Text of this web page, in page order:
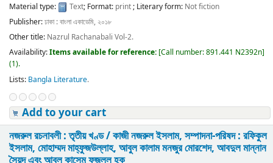
Material type:
Text; Format: print; Literary form: Not fiction
Publisher:ঢাকা : বাংলা একাডেমি, ২০১৮
Other title: Nazrul Rachanabali Vol-2.
Availability:Items available for reference: [Call number:891.441 N2392n]
(1).
Lists: Bangla Literature.
Add to your cart
নজরুল রচনাবলী : তৃতীয় খণ্ড /কাজী নজরুল ইসলাম, সম্পাদনা-পরিষদ : রফিকুল
ইসলাম, মোহাম্মদ মাহ্‌ফুজউল্লাহ, আবুল কালাম মনজুর মোরশেদ, আবদুল মান্নান